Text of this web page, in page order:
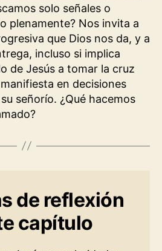
solo señales o
plenamente? Nos invita a
que Dios nos da, y a
incluso si implica
de Jesús a tomar la cruz
en decisiones
señorío. ¿Qué hacemos
de reflexión
capítulo